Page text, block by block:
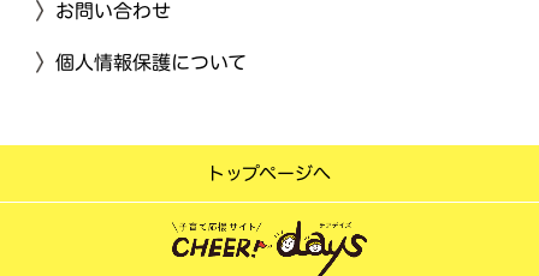
お問い合わせ
個人情報保護について
トップページへ